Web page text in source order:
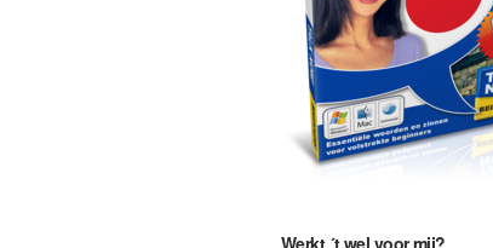
Werkt ´t wel voor mij?